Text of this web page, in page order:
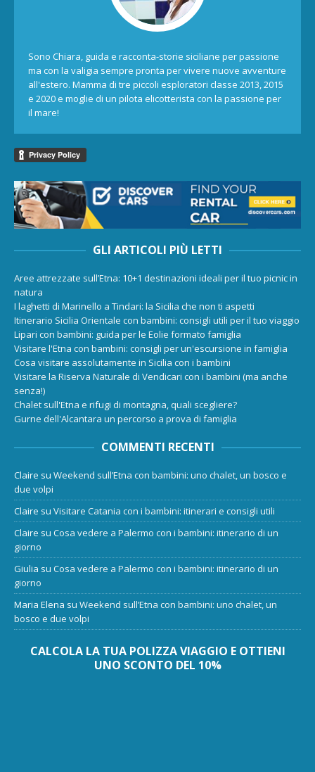
Sono Chiara, guida e racconta-storie siciliane per passione
ma con la valigia sempre pronta per vivere nuove avventure
all'estero. Mamma di tre piccoli esploratori classe 2013, 2015
e 2020 e moglie di un pilota elicotterista con la passione per
il mare!
GLI ARTICOLI PIÙ LETTI
Aree attrezzate sull’Etna: 10+1 destinazioni ideali per il tuo picnic in
natura
I laghetti di Marinello a Tindari: la Sicilia che non ti aspetti
Itinerario Sicilia Orientale con bambini: consigli utili per il tuo viaggio
Lipari con bambini: guida per le Eolie formato famiglia
Visitare l'Etna con bambini: consigli per un'escursione in famiglia
Cosa visitare assolutamente in Sicilia con i bambini
Visitare la Riserva Naturale di Vendicari con i bambini (ma anche
senza!)
Chalet sull'Etna e rifugi di montagna, quali scegliere?
Gurne dell'Alcantara un percorso a prova di famiglia
COMMENTI RECENTI
Claire su Weekend sull’Etna con bambini: uno chalet, un bosco e
due volpi
Claire su Visitare Catania con i bambini: itinerari e consigli utili
Claire su Cosa vedere a Palermo con i bambini: itinerario di un
giorno
Giulia su Cosa vedere a Palermo con i bambini: itinerario di un
giorno
Maria Elena su Weekend sull’Etna con bambini: uno chalet, un
bosco e due volpi
CALCOLA LA TUA POLIZZA VIAGGIO E OTTIENI
UNO SCONTO DEL 10%